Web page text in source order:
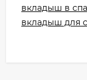
вкладыш в
вкладыш для